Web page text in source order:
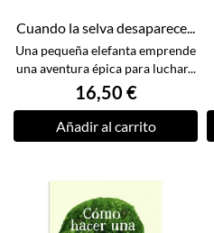
Cuando la selva desaparece...
Una pequeña elefanta emprende
una aventura épica para luchar...
16,50 €
Añadir al carrito